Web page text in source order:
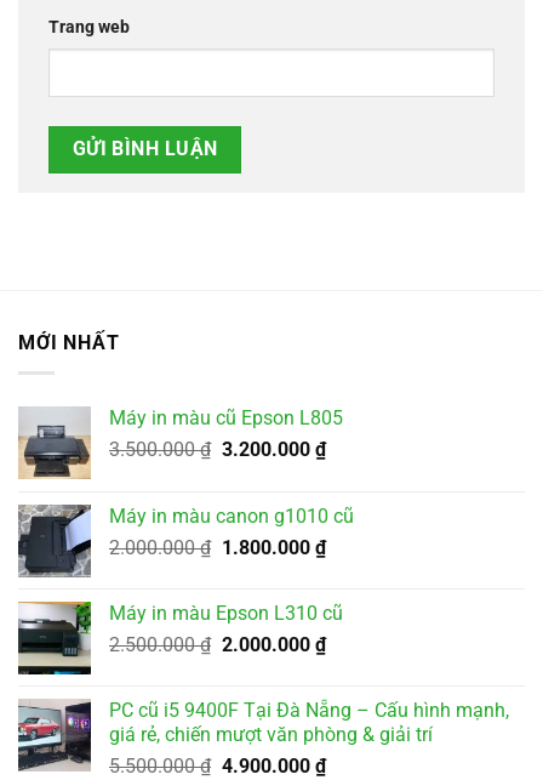
Trang web
MỚI NHẤT
Máy in màu cũ Epson L805
3.500.000₫ Giá
3.500.000 ₫.
3.200.000 ₫Giá
là:
3.200.000 ₫.
Máy in màu canon g1010 cũ
2.000.000₫ Giá
2.000.000 ₫.
1.800.000 ₫Giá
tại
là:
1.800.000 ₫.
Máy in màu Epson L310 cũ
2.500.000₫ Giá
2.500.000 ₫.
2.000.000 ₫Giá
tại
là:
2.000.000 ₫.
PC cũ i5 9400F Tại Đà Nẵng – Cấu hình mạnh,
giá rẻ, chiến mượt văn phòng & giải trí
5.500.000₫ Giá
4.900.000 ₫Giá